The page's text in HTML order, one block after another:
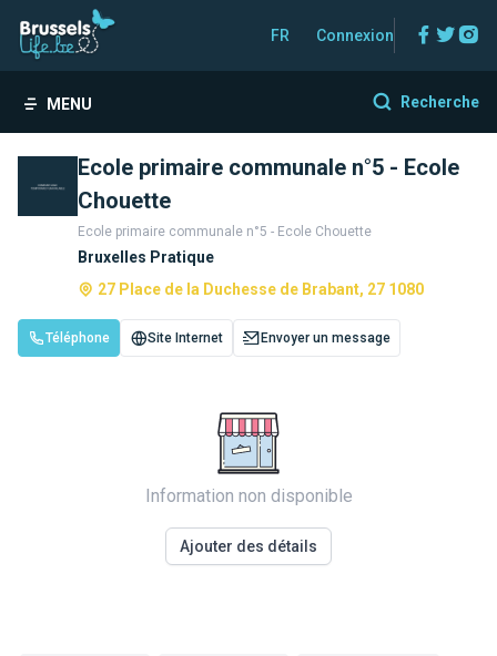
FR Connexion
MENU Recherche
Ecole primaire communale n°5 - Ecole
Chouette
Ecole primaire communale n°5 - Ecole Chouette
Bruxelles Pratique
27 Place de la Duchesse de Brabant, 27 1080
Téléphone Site Internet Envoyer un message
Information non disponible
Ajouter des détails